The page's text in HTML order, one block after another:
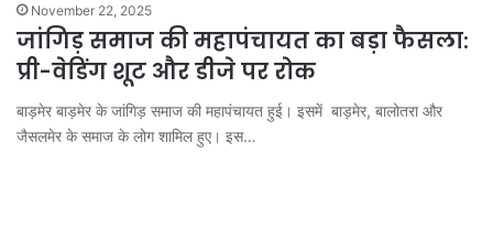
November 22, 2025
जांगिड़ समाज की महापंचायत का बड़ा फैसला:
प्री-वेडिंग शूट और डीजे पर रोक
बाड़मेर बाड़मेर के जांगिड़ समाज की महापंचायत हुई। इसमें बाड़मेर, बालोतरा और
जैसलमेर के समाज के लोग शामिल हुए। इस…